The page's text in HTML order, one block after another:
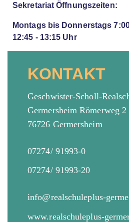
Sekretariat Öffnungszeiten:
Montags bis Donnerstags
12:45 - 13:15 Uhr
KONTAKT
Geschwister-Scholl-
Germersheim Römerweg 2
76726 Germersheim
07274/ 91993-0
07274/ 91993-20
info@realschuleplus-
www.realschuleplus-